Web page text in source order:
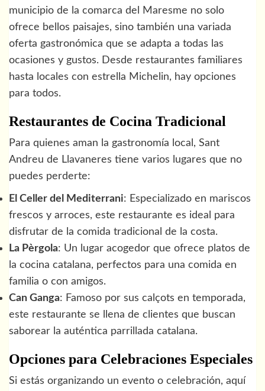
municipio de la comarca del Maresme no solo
ofrece bellos paisajes, sino también una variada
oferta gastronómica que se adapta a todas las
ocasiones y gustos. Desde restaurantes familiares
hasta locales con estrella Michelin, hay opciones
para todos.
Restaurantes de Cocina Tradicional
Para quienes aman la gastronomía local, Sant
Andreu de Llavaneres tiene varios lugares que no
puedes perderte:
El Celler del Mediterrani: Especializado en mariscos
frescos y arroces, este restaurante es ideal para
disfrutar de la comida tradicional de la costa.
La Pèrgola: Un lugar acogedor que ofrece platos de
la cocina catalana, perfectos para una comida en
familia o con amigos.
Can Ganga: Famoso por sus calçots en temporada,
este restaurante se llena de clientes que buscan
saborear la auténtica parrillada catalana.
Opciones para Celebraciones Especiales
Si estás organizando un evento o celebración, aquí